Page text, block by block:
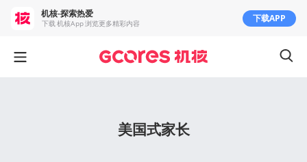
美国式家长
机核-探索热爱
下载 机核App 浏览更多精彩内容 下载APP